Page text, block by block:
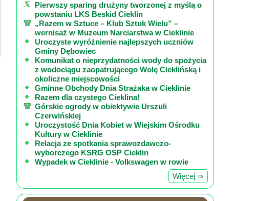
Pierwszy sparing drużyny tworzonej z myślą o
powstaniu LKS Beskid Cieklin
„Razem w Sztuce – Klub Sztuk Wielu” –
wernisaż w Muzeum Narciarstwa w Cieklinie
Uroczyste wyróżnienie najlepszych uczniów
Gminy Dębowiec
Komunikat o nieprzydatności wody do spożycia
z wodociągu zaopatrującego Wolę Cieklińską i
okoliczne miejscowości
Gminne Obchody Dnia Strażaka w Cieklinie
Razem dla czystego Cieklina!
Górskie ogrody w obiektywie Urszuli
Czerwińskiej
Uroczystość Dnia Kobiet w Wiejskim Ośrodku
Kultury w Cieklinie
Relacja ze spotkania sprawozdawczo-
wyborczego KSRG OSP Cieklin
Wypadek w Cieklinie - Volkswagen w rowie
Więcej ⇒